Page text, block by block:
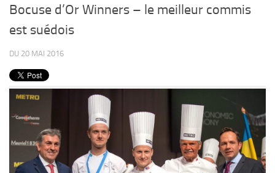
Plats
Desserts
Sauces
Bocuse d’Or Winners – le meilleur commis
est suédois
DU 20 MAI 2016